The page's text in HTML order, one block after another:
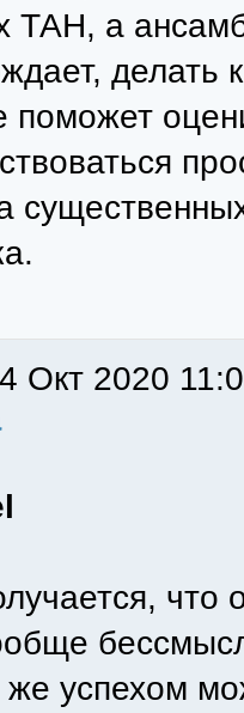
ТАН, а
делать
поможет
Окт 2020
успехом